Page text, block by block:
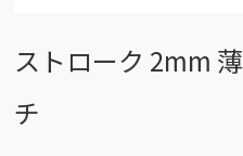
ストローク 2mm
チ